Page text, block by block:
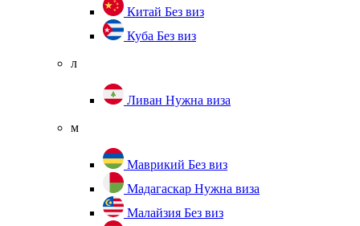
Китай Без виз
Куба Без виз
л
Ливан Нужна виза
м
Маврикий Без виз
Мадагаскар Нужна виза
Малайзия Без виз